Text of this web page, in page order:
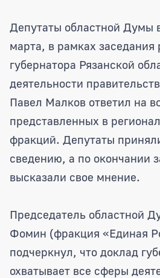
Представители
Депутаты областной Думы
марта, в рамках заседания
губернатора Рязанской
деятельности
Павел Малков ответил на
представленных в
фракций. Депутаты
сведению, а по окончании
высказали свое мнение.
Председатель областной
Фомин (фракция «Единая
подчеркнул, что доклад
охватывает все сферы